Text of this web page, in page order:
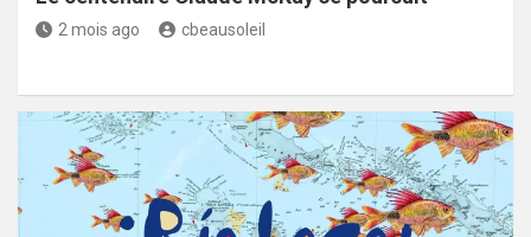
2 mois ago cbeausoleil